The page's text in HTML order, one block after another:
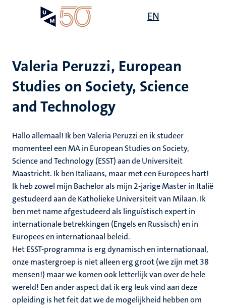
gaan
EN
Valeria Peruzzi, European
Studies on Society, Science
and Technology
Hallo allemaal! Ik ben Valeria Peruzzi en ik studeer
momenteel een MA in European Studies on Society,
Science and Technology (ESST) aan de Universiteit
Maastricht. Ik ben Italiaans, maar met een Europees hart!
Ik heb zowel mijn Bachelor als mijn 2-jarige Master in Italië
gestudeerd aan de Katholieke Universiteit van Milaan. Ik
ben met name afgestudeerd als linguïstisch expert in
internationale betrekkingen (Engels en Russisch) en in
Europees en internationaal beleid.
Het ESST-programma is erg dynamisch en internationaal,
onze mastergroep is niet alleen erg groot (we zijn met 38
mensen!) maar we komen ook letterlijk van over de hele
wereld! Een ander aspect dat ik erg leuk vind aan deze
opleiding is het feit dat we de mogelijkheid hebben om